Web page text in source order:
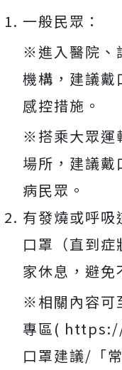
一般民眾：
※進入醫院、
機構，建議戴
感控措施。
※搭乘大眾運
場所，建議戴
病民眾。
有發燒或呼吸
口罩（直到
家休息，避免
※相關內容可
專區(
口罩建議/「